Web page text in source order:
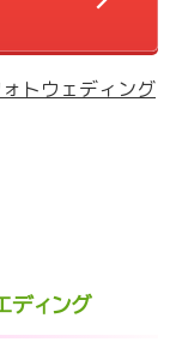
トウェディング
ディング